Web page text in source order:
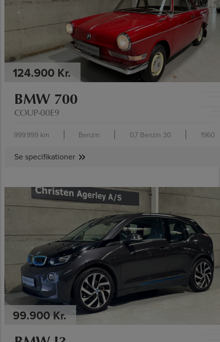
124.900 Kr.
BMW 700
COUP-00E9
999.999 km Benzin 0,7 Benzin 30 1960
Se specifikationer
99.900 Kr.
SE SPECIFIKATIONER